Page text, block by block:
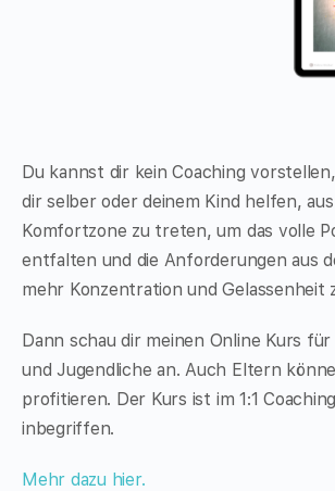
Du kannst dir kein Coaching
dir selber oder deinem Kind helfen,
Komfortzone zu treten, um das volle
entfalten und die Anforderungen aus
mehr Konzentration und Gelassenheit
Dann schau dir meinen Online Kurs für
und Jugendliche an. Auch Eltern
profitieren. Der Kurs ist im 1:1
inbegriffen.
Mehr dazu hier.